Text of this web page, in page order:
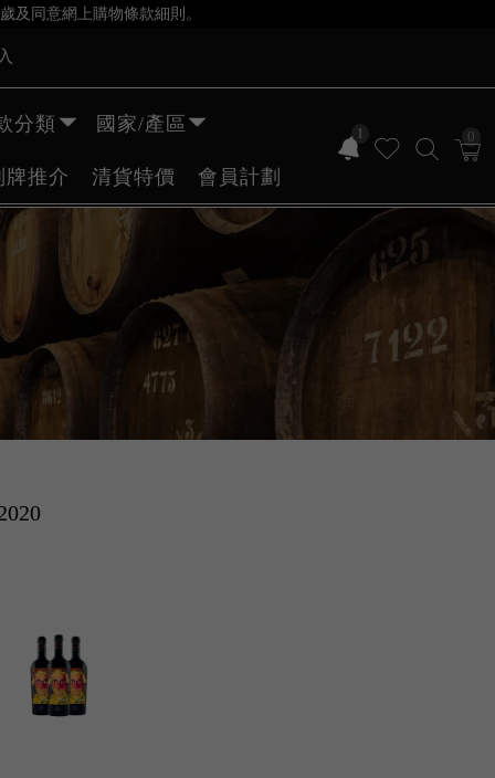
及同意網上購物條款細則。
1 0
分類 國家/產區
牌推介 清貨特價 會員計劃